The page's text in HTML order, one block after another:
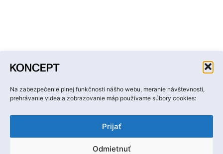
Na zabezpečenie plnej funkčnosti nášho webu, meranie návštevnosti,
prehrávanie videa a zobrazovanie máp používame súbory cookies:
Prijať
Odmietnuť
Ochrana osobných údajov